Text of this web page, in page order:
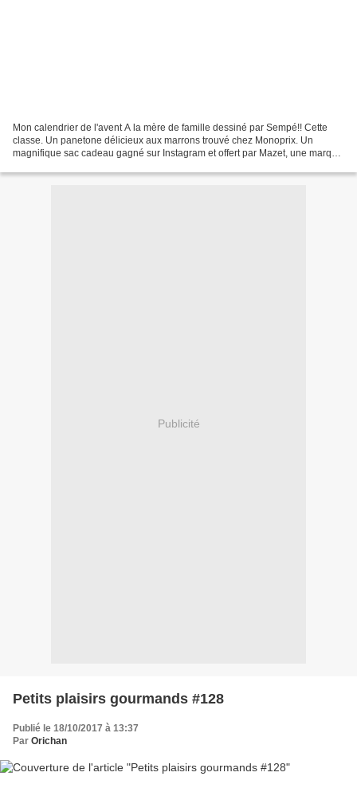
Mon calendrier de l'avent A la mère de famille dessiné par Sempé!! Cette
classe. Un panetone délicieux aux marrons trouvé chez Monoprix. Un
magnifique sac cadeau gagné sur Instagram et offert par Mazet, une marque
Publicité
Petits plaisirs gourmands #128
Publié le 18/10/2017 à 13:37
Par Orichan